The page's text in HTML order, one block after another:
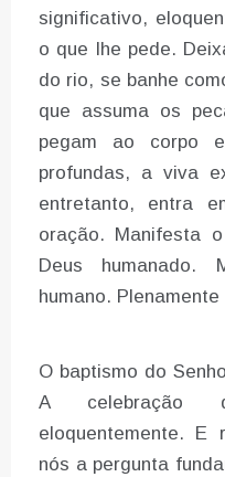
significativo,
o que lhe pede.
do rio, se banhe
que assuma os
pegam ao corpo
profundas, a viva
entretanto, entra
oração. Manifesta
Deus humanado.
humano. Plenamente
O baptismo do
A celebração
eloquentemente.
nós a pergunta